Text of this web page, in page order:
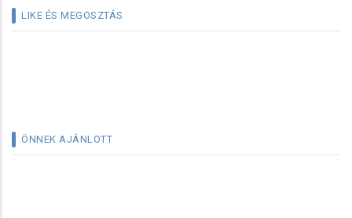
LIKE ÉS MEGOSZTÁS
ÖNNEK AJÁNLOTT